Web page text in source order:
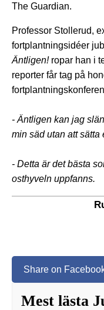
The Guardian.
Professor Stollerud,
fortplantningsidéer
Äntligen!ropar han i
reporter får tag på
- Äntligen kan jag
min säd utan att sätta
- Detta är det bästa
osthyveln uppfanns.
Share on
Mest lästa